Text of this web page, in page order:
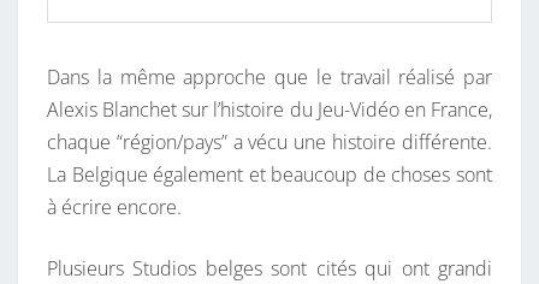
Dans la même approche que le travail réalisé par
Alexis Blanchet sur l’histoire du Jeu-Vidéo en France,
chaque “région/pays” a vécu une histoire différente.
La Belgique également et beaucoup de choses sont
à écrire encore.
Plusieurs Studios belges sont cités qui ont grandi